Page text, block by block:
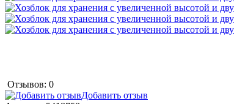
Отзывов: 0
Добавить отзыв